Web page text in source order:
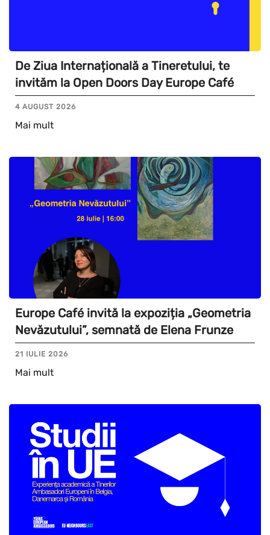
De Ziua Internațională a Tineretului, te
invităm la Open Doors Day Europe Café
4 AUGUST 2026
Mai mult
Europe Café invită la expoziția „Geometria
Nevăzutului”, semnată de Elena Frunze
21 IULIE 2026
Mai mult